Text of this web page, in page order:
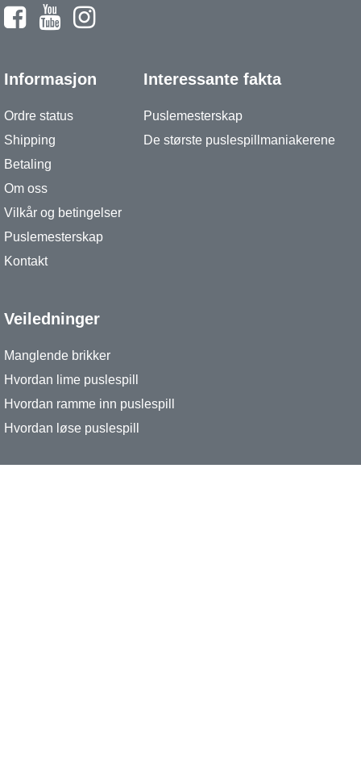
Informasjon
Ordre status
Shipping
Betaling
Om oss
Vilkår og betingelser
Puslemesterskap
Kontakt
Interessante fakta
Puslemesterskap
De største puslespillmaniakerene
Veiledninger
Manglende brikker
Hvordan lime puslespill
Hvordan ramme inn puslespill
Hvordan løse puslespill